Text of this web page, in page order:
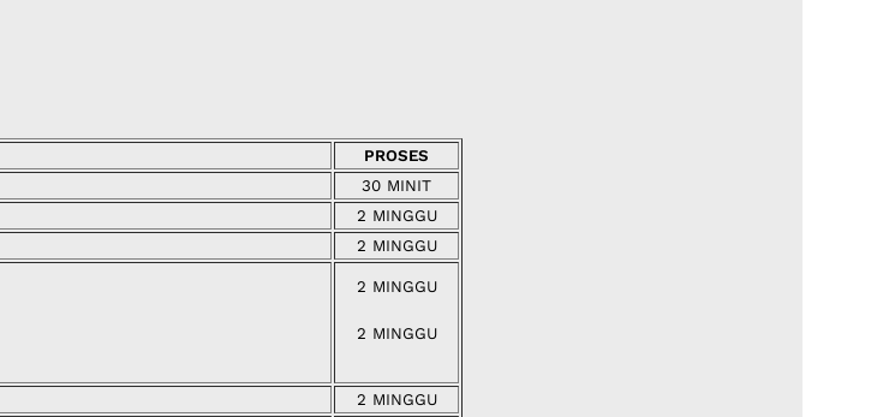
PROSES
30 MINIT
2 MINGGU
2 MINGGU
2 MINGGU
2 MINGGU
2 MINGGU